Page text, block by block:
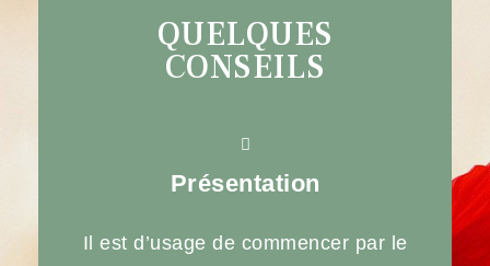
QUELQUES
CONSEILS
Présentation
Il est d’usage de commencer par le